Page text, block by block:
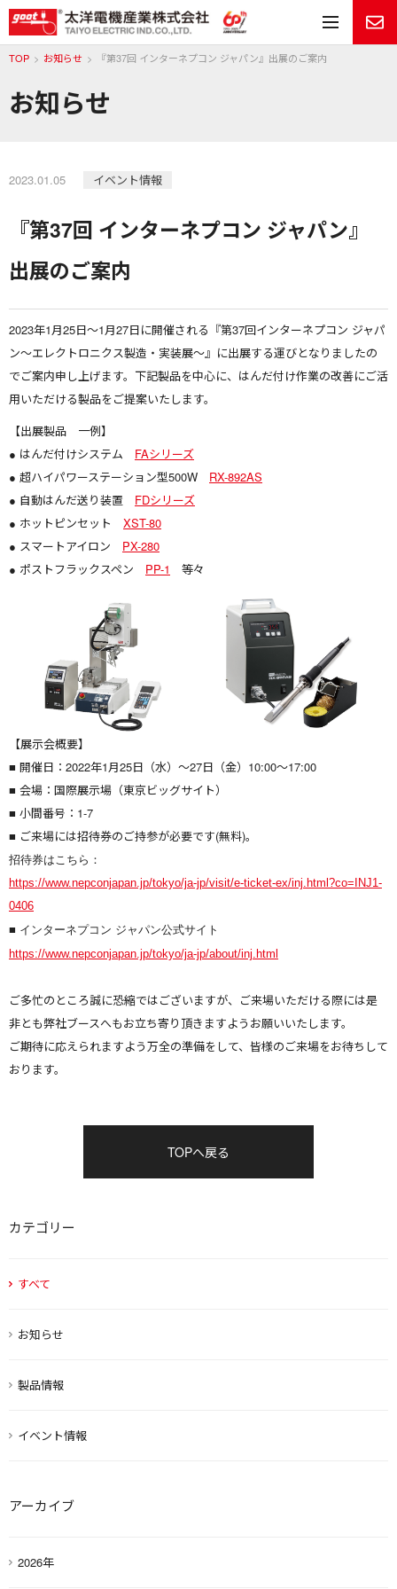
メ
お知らせ
TOP お知らせ 『第37回 インターネプコン ジャパン』出展のご案内
カテゴリー
すべて
お知らせ
製品情報
イベント情報
アーカイブ
2026年
2023.01.05 イベント情報
『第37回 インターネプコン ジャパン』
出展のご案内
2023年1月25日～1月27日に開催される『第37回インターネプコン ジャパ
ン～エレクトロニクス製造・実装展～』に出展する運びとなりましたの
でご案内申し上げます。下記製品を中心に、はんだ付け作業の改善にご活
用いただける製品をご提案いたします。
【出展製品 一例】
● はんだ付けシステム FAシリーズ
● 超ハイパワーステーション型500W RX-892AS
● 自動はんだ送り装置 FDシリーズ
● ホットピンセット XST-80
● スマートアイロン PX-280
● ポストフラックスペン PP-1 等々
【展示会概要】
■ 開催日：2022年1月25日（水）～27日（金）10:00〜17:00
■ 会場：国際展示場（東京ビッグサイト）
■ 小間番号：1-7
■ ご来場には招待券のご持参が必要です(無料)。
招待券はこちら：
https://www.nepconjapan.jp/tokyo/ja-jp/visit/e-ticket-ex/inj.html?co= INJ1-
0406
■ インターネプコン ジャパン公式サイト
https://www.nepconjapan.jp/tokyo/ja-jp/about/inj.html
ご多忙のところ誠に恐縮ではございますが、 ご来場いただける際には是
非とも弊社ブースへもお立ち寄り頂きますようお願いいたします。
ご期待に応えられますよう万全の準備をして、 皆様のご来場をお待ちして
おります。
TOPへ戻る